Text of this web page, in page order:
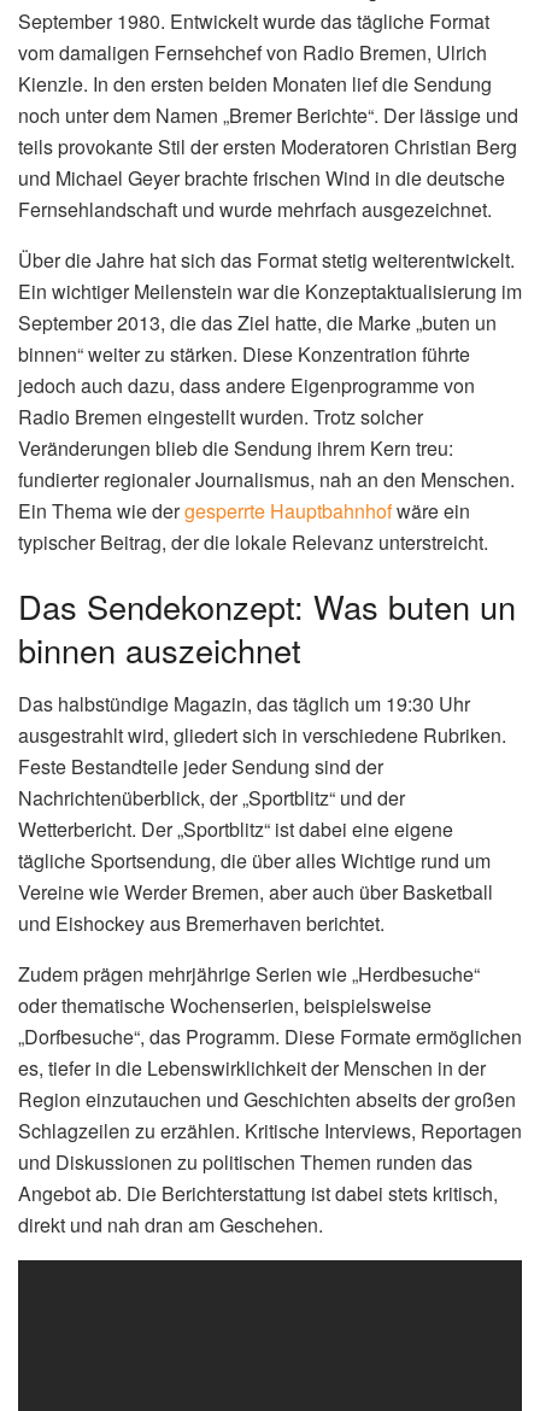
September 1980. Entwickelt wurde das tägliche Format
vom damaligen Fernsehchef von Radio Bremen, Ulrich
Kienzle. In den ersten beiden Monaten lief die Sendung
noch unter dem Namen „Bremer Berichte“. Der lässige und
teils provokante Stil der ersten Moderatoren Christian Berg
und Michael Geyer brachte frischen Wind in die deutsche
Fernsehlandschaft und wurde mehrfach ausgezeichnet.
Über die Jahre hat sich das Format stetig weiterentwickelt.
Ein wichtiger Meilenstein war die Konzeptaktualisierung im
September 2013, die das Ziel hatte, die Marke „buten un
binnen“ weiter zu stärken. Diese Konzentration führte
jedoch auch dazu, dass andere Eigenprogramme von
Radio Bremen eingestellt wurden. Trotz solcher
Veränderungen blieb die Sendung ihrem Kern treu:
fundierter regionaler Journalismus, nah an den Menschen.
Ein Thema wie dergesperrte Hauptbahnhofwäre ein
typischer Beitrag, der die lokale Relevanz unterstreicht.
Das Sendekonzept: Was buten un
binnen auszeichnet
Das halbstündige Magazin, das täglich um 19:30 Uhr
ausgestrahlt wird, gliedert sich in verschiedene Rubriken.
Feste Bestandteile jeder Sendung sind der
Nachrichtenüberblick, der „Sportblitz“ und der
Wetterbericht. Der „Sportblitz“ ist dabei eine eigene
tägliche Sportsendung, die über alles Wichtige rund um
Vereine wie Werder Bremen, aber auch über Basketball
und Eishockey aus Bremerhaven berichtet.
Zudem prägen mehrjährige Serien wie „Herdbesuche“
oder thematische Wochenserien, beispielsweise
„Dorfbesuche“, das Programm. Diese Formate ermöglichen
es, tiefer in die Lebenswirklichkeit der Menschen in der
Region einzutauchen und Geschichten abseits der großen
Schlagzeilen zu erzählen. Kritische Interviews, Reportagen
und Diskussionen zu politischen Themen runden das
Angebot ab. Die Berichterstattung ist dabei stets kritisch,
direkt und nah dran am Geschehen.